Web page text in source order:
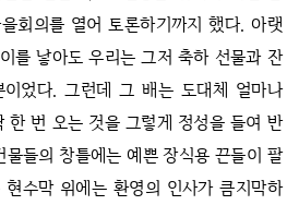
회의를 열어 토론하기까지 했다. 아랫
를 낳아도 우리는 그저 축하 선물과 잔
었다. 그런데 그 배는 도대체 얼마나
한 번 오는 것을 그렇게 정성을 들여 반
들의 창틀에는 예쁜 장식용 끈들이 팔
수막 위에는 환영의 인사가 큼지막하